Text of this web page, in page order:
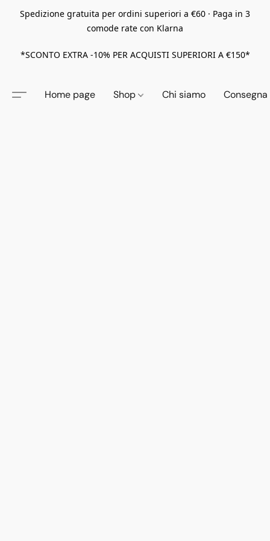
Spedizione gratuita per ordini superiori a €60 · Paga in 3
comode rate con Klarna
*SCONTO EXTRA -10% PER ACQUISTI SUPERIORI A €150*
Home page Shop Chi siamo Consegna